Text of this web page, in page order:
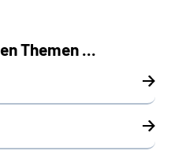
Themen ...